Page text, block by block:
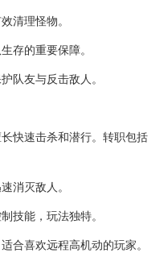
清理怪物。
存的重要保障。
队友与反击敌人。
快速击杀和潜行。转职包括
消灭敌人。
技能，玩法独特。
合喜欢远程高机动的玩家。